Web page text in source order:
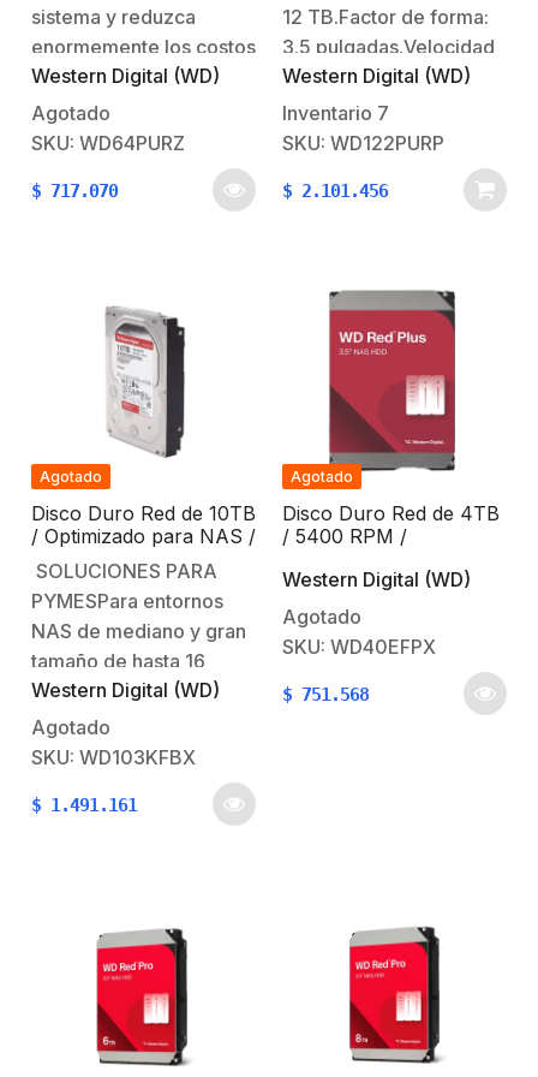
sistema y reduzca
enormemente los costos
de
operaciónAlmacenamiento
definitivo para estar
protegidoCreado para
sistemas de seguridad
Los discos WD Purple
cuentan con una carga
de trabajo de hasta
180TB/año, soportan
Western Digital (WD)
Agotado
SKU: WD64PURZ
$ 717.070
Analiticos (Meta Data) /
Uso 24-7 / 5 Años de
Garantia
12 TB.Factor de forma:
3.5 pulgadas.Velocidad
de Transferencia de
datos:- Búfer a host:
6Gb/s.- Host a/desde
245MB/sCache: 512
7200RMP.Interfaz:
SATA III, 6.0
Gb/s.Aplicación:
Optimizado para
Aplicaciones de Video
Vigilancia/ Soluciones
de Video
bahías: Sin
cámaras: De…
Western Digital (WD)
Inventario 7
SKU: WD122PURP
$ 2.101.456
Agotado
Disco Duro Red de 10TB
/ Optimizado para NAS /
Uso 24-7 / 5 Años de
Garantia
SOLUCIONES PARA
PYMESPara entornos
NAS de mediano y gran
tamaño de hasta 16
compartimentos, el
disco WD Red Pro está
ideado para soportar
trabajo empresariales e
empresasAñada valor a
su empresa al permitir…
Western Digital (WD)
Agotado
SKU: WD103KFBX
$ 1.491.161
Agotado
Disco Duro Red de 4TB
/ 5400 RPM /
Uso 24-7 / 3 Años de
Garantia
Western Digital (WD)
Agotado
SKU: WD40EFPX
$ 751.568